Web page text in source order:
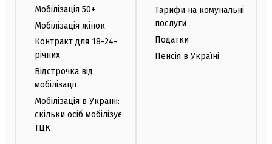
Мобілізація 50+
Мобілізація жінок
Контракт для 18-24-
річних
Відстрочка від
мобілізації
Мобілізація в Україні:
скільки осіб мобілізує
ТЦК
Тарифи на комунальні
послуги
Податки
Пенсія в Україні